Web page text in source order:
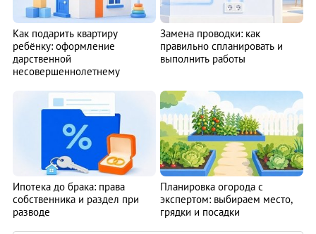
Как подарить квартиру
ребёнку: оформление
дарственной
несовершеннолетнему
Замена проводки: как
правильно спланировать и
выполнить работы
Ипотека до брака: права
собственника и раздел при
разводе
Планировка огорода с
экспертом: выбираем место,
грядки и посадки